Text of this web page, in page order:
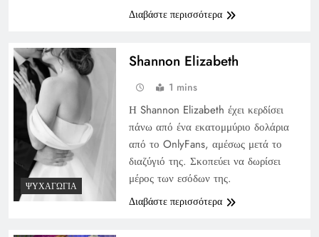
Διαβάστε περισσότερα
ΨΥΧΑΓΩΓΊΑ
Shannon Elizabeth
1 mins
Η Shannon Elizabeth έχει κερδίσει
πάνω από ένα εκατομμύριο δολάρια
από το OnlyFans, αμέσως μετά το
διαζύγιό της. Σκοπεύει να δωρίσει
μέρος των εσόδων της.
Διαβάστε περισσότερα